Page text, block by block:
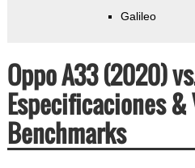
Galileo
Oppo A33 (2020)
Especificaciones &
Benchmarks